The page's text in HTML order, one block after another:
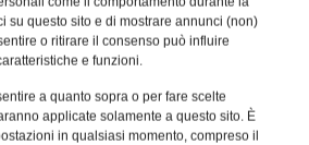
su questo sito e di mostrare annunci (non)
o ritirare il consenso può influire
e funzioni.
a quanto sopra o per fare scelte
applicate solamente a questo sito. È
in qualsiasi momento, compreso il
e ai film più famosi e celebri di
WEB